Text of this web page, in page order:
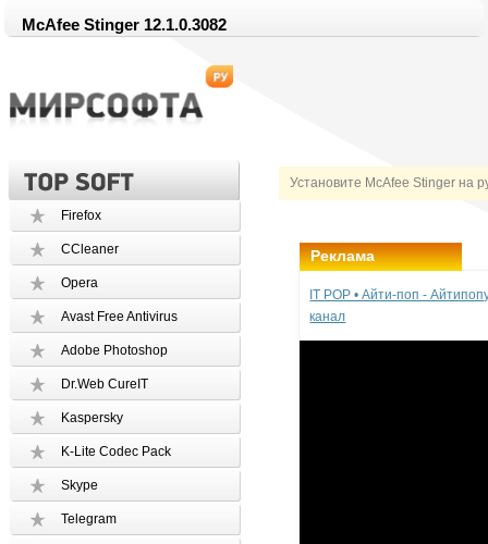
McAfee Stinger 12.1.0.3082
Установите McAfee Stinger на
Firefox
CCleaner
Opera
Avast Free Antivirus
Adobe Photoshop
Dr.Web CureIT
Kaspersky
K-Lite Codec Pack
Skype
Telegram
Реклама
IT POP • Айти-поп -
канал